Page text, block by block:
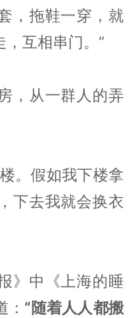
，拖鞋一穿，就
互相串门。”
，从一群人的弄
。假如我下楼拿
下去我就会换衣
》中《上海的睡
“随着人人都搬